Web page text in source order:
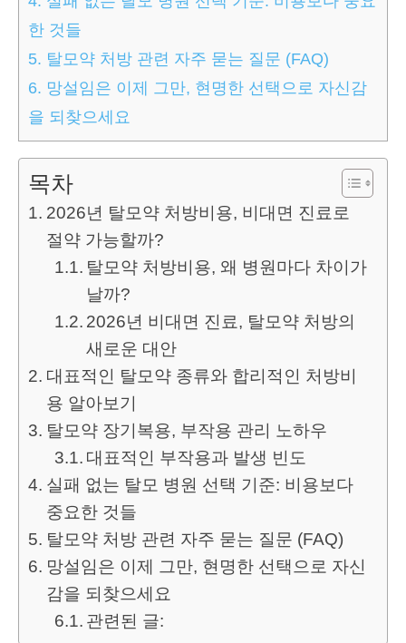
한 것들
5. 탈모약 처방 관련 자주 묻는 질문 (FAQ)
6. 망설임은 이제 그만, 현명한 선택으로 자신감
을 되찾으세요
목차
2026년 탈모약 처방비용, 비대면 진료로
절약 가능할까?
탈모약 처방비용, 왜 병원마다 차이가
날까?
2026년 비대면 진료, 탈모약 처방의
새로운 대안
대표적인 탈모약 종류와 합리적인 처방비
용 알아보기
탈모약 장기복용, 부작용 관리 노하우
대표적인 부작용과 발생 빈도
실패 없는 탈모 병원 선택 기준: 비용보다
중요한 것들
탈모약 처방 관련 자주 묻는 질문 (FAQ)
망설임은 이제 그만, 현명한 선택으로 자신
감을 되찾으세요
관련된 글: